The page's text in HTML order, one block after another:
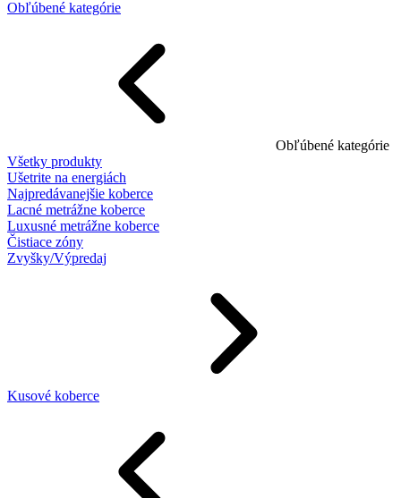
Obľúbené kategórie
Obľúbené kategórie
Všetky produkty
Ušetrite na energiách
Najpredávanejšie koberce
Lacné metrážne koberce
Luxusné metrážne koberce
Čistiace zóny
Zvyšky/Výpredaj
Kusové koberce